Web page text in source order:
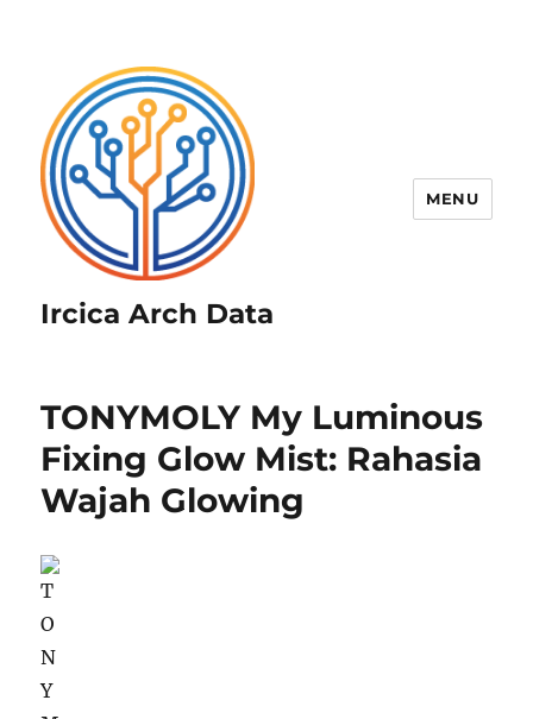
Ircica Arch Data
MENU
TONYMOLY My Luminous
Fixing Glow Mist: Rahasia
Wajah Glowing